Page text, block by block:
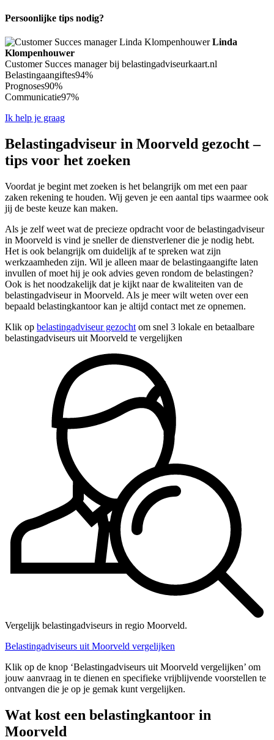
Persoonlijke tips nodig?
Linda
Klompenhouwer
Customer Succes manager bij belastingadviseurkaart.nl
Belastingaangiftes94%
Prognoses90%
Communicatie97%
Ik help je graag
Belastingadviseur in Moorveld gezocht –
tips voor het zoeken
Voordat je begint met zoeken is het belangrijk om met een paar
zaken rekening te houden. Wij geven je een aantal tips waarmee ook
jij de beste keuze kan maken.
Als je zelf weet wat de precieze opdracht voor de belastingadviseur
in Moorveld is vind je sneller de dienstverlener die je nodig hebt.
Het is ook belangrijk om duidelijk af te spreken wat zijn
werkzaamheden zijn. Wil je alleen maar de belastingaangifte laten
invullen of moet hij je ook advies geven rondom de belastingen?
Ook is het noodzakelijk dat je kijkt naar de kwaliteiten van de
belastingadviseur in Moorveld. Als je meer wilt weten over een
bepaald belastingkantoor kan je altijd contact met ze opnemen.
Klik op belastingadviseur gezocht om snel 3 lokale en betaalbare
belastingadviseurs uit Moorveld te vergelijken
Vergelijk belastingadviseurs in regio Moorveld.
Belastingadviseurs uit Moorveld vergelijken
Klik op de knop ‘Belastingadviseurs uit Moorveld vergelijken’ om
jouw aanvraag in te dienen en specifieke vrijblijvende voorstellen te
ontvangen die je op je gemak kunt vergelijken.
Wat kost een belastingkantoor in
Moorveld